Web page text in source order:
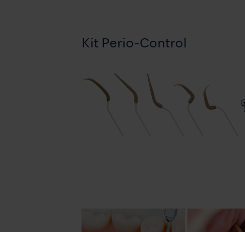
Kit Perio-Control